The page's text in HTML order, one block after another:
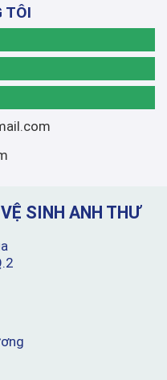
TÔI
SINH ANH THƯ